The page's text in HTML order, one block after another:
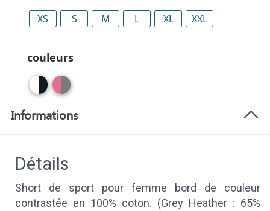
XS S M L XL XXL
couleurs
Informations
Détails
Short de sport pour femme bord de couleur
contrastée en 100% coton. (Grey Heather : 65%